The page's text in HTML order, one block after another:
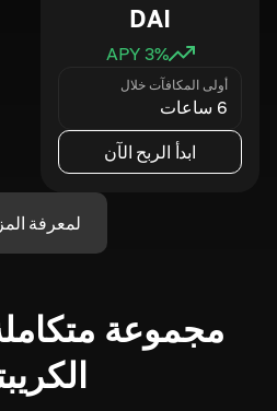
DAI
3% APY
أولى المكافآت خلال
6 ساعات
ابدأ الربح الآن
لمعرفة
مجموعة